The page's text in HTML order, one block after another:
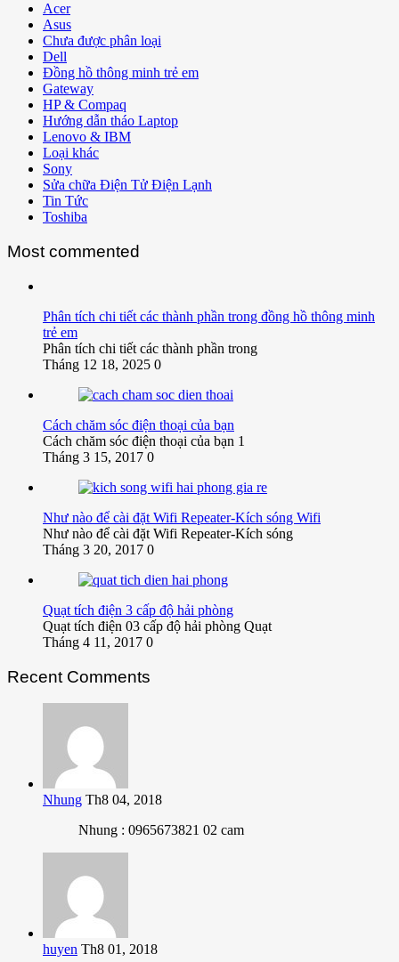
Acer
Asus
Chưa được phân loại
Dell
Đồng hồ thông minh trẻ em
Gateway
HP & Compaq
Hướng dẫn tháo Laptop
Lenovo & IBM
Loại khác
Sony
Sửa chữa Điện Tử Điện Lạnh
Tin Tức
Toshiba
Most commented
Phân tích chi tiết các thành phần trong đồng hồ thông minh
trẻ em
Phân tích chi tiết các thành phần trong
Tháng 12 18, 2025 0
Cách chăm sóc điện thoại của bạn
Cách chăm sóc điện thoại của bạn 1
Tháng 3 15, 2017 0
Như nào để cài đặt Wifi Repeater-Kích sóng Wifi
Như nào để cài đặt Wifi Repeater-Kích sóng
Tháng 3 20, 2017 0
Quạt tích điện 3 cấp độ hải phòng
Quạt tích điện 03 cấp độ hải phòng Quạt
Tháng 4 11, 2017 0
Recent Comments
Nhung Th8 04, 2018
Nhung : 0965673821 02 cam
huyen Th8 01, 2018